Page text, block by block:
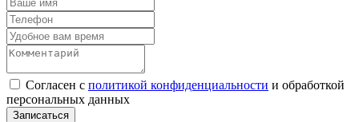
Согласен с политикой конфиденциальности и обработкой
персональных данных